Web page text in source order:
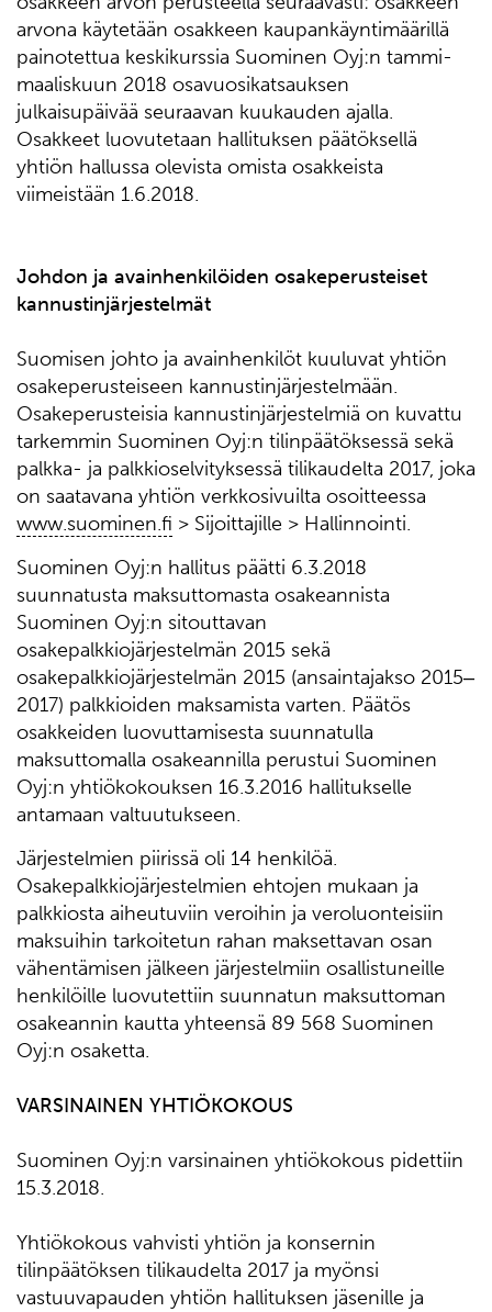
arvona käytetään osakkeen kaupankäyntimäärillä
painotettua keskikurssia Suominen Oyj:n tammi-
maaliskuun 2018 osavuosikatsauksen
julkaisupäivää seuraavan kuukauden ajalla.
Osakkeet luovutetaan hallituksen päätöksellä
yhtiön hallussa olevista omista osakkeista
viimeistään 1.6.2018.
Johdon ja avainhenkilöiden osakeperusteiset
kannustinjärjestelmät
Suomisen johto ja avainhenkilöt kuuluvat yhtiön
osakeperusteiseen kannustinjärjestelmään.
Osakeperusteisia kannustinjärjestelmiä on kuvattu
tarkemmin Suominen Oyj:n tilinpäätöksessä sekä
palkka- ja palkkioselvityksessä tilikaudelta 2017, joka
on saatavana yhtiön verkkosivuilta osoitteessa
www.suominen.fi > Sijoittajille > Hallinnointi.
Suominen Oyj:n hallitus päätti 6.3.2018
suunnatusta maksuttomasta osakeannista
Suominen Oyj:n sitouttavan
osakepalkkiojärjestelmän 2015 sekä
osakepalkkiojärjestelmän 2015 (ansaintajakso 2015‒
2017) palkkioiden maksamista varten. Päätös
osakkeiden luovuttamisesta suunnatulla
maksuttomalla osakeannilla perustui Suominen
Oyj:n yhtiökokouksen 16.3.2016 hallitukselle
antamaan valtuutukseen.
Järjestelmien piirissä oli 14 henkilöä.
Osakepalkkiojärjestelmien ehtojen mukaan ja
palkkiosta aiheutuviin veroihin ja veroluonteisiin
maksuihin tarkoitetun rahan maksettavan osan
vähentämisen jälkeen järjestelmiin osallistuneille
henkilöille luovutettiin suunnatun maksuttoman
osakeannin kautta yhteensä 89 568 Suominen
Oyj:n osaketta.
VARSINAINEN YHTIÖKOKOUS
Suominen Oyj:n varsinainen yhtiökokous pidettiin
15.3.2018.
Yhtiökokous vahvisti yhtiön ja konsernin
tilinpäätöksen tilikaudelta 2017 ja myönsi
vastuuvapauden yhtiön hallituksen jäsenille ja